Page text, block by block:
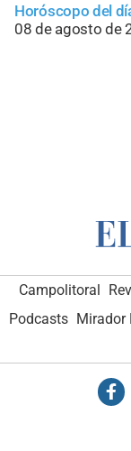
Horóscopo del
08 de agosto de
Campolitoral
Podcasts Mirador